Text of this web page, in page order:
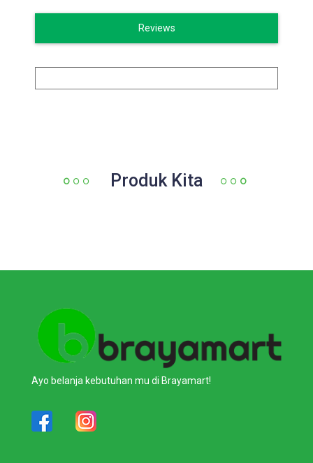
Reviews
Produk Kita
Ayo belanja kebutuhan mu di Brayamart!